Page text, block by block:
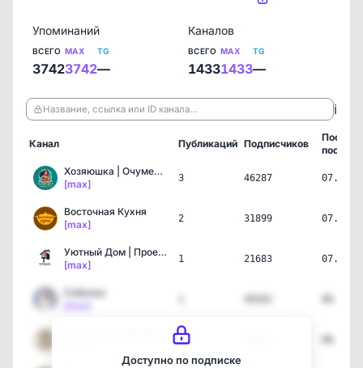
Упоминаний
ВСЕГО
3742
MAX
3742
TG
—
Каналов
ВСЕГО
1433
MAX
1433
TG
—
Название, ссылка или ID канала… ℹ️
Канал Публикаций Подписчиков
пост
Хозяюшка | Очумелые ручки
[max]
3 46287
Восточная Кухня
[max]
2 31899
Уютный Дом | Проекты
[max]
1 21683
Собачка
1
Доступно по подписке